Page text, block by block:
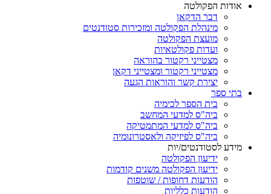
אודות הפקולטה
דבר הדקאן
מינהלת הפקולטה ומזכירות סטודנטים
מועצת הפקולטה
ועדות פקולטאיות
מצטייני רקטור בהוראה
מצטייני רקטור ומצטייני דקאן
יצירת קשר והוראות הגעה
בתי ספר
בית הספר לכימיה
ביה"ס למדעי המחשב
ביה"ס למדעי המתמטיקה
ביה"ס לפיזיקה ולאסטרונומיה
מידע לסטודנטים/יות
ידיעון הפקולטה
ידיעון הפקולטה משנים קודמות
הודעות דחופות / שוטפות
הודעות כלליות